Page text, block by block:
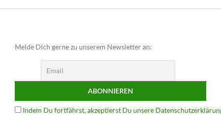
Melde Dich gerne zu unserem Newsletter an:
Indem Du fortfährst, akzeptierst Du unsere